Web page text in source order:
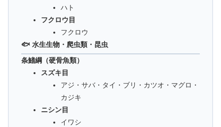
ハト
フクロウ目
フクロウ
🐟 水生生物・爬虫類・昆虫
条鰭綱（硬骨魚類）
スズキ目
アジ・サバ・タイ・ブリ・カツオ・マグロ・
カジキ
ニシン目
イワシ